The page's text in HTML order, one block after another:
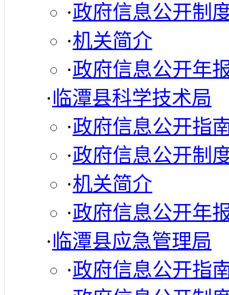
·政府信息公开制
·机关简介
·政府信息公开年
·临潭县科学技术局
·政府信息公开指
·政府信息公开制
·机关简介
·政府信息公开年
·临潭县应急管理局
·政府信息公开指